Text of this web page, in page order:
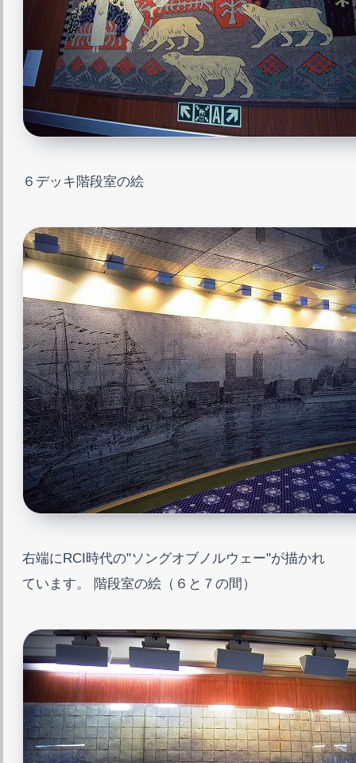
６デッキ階段室の絵
右端にRCI時代の"ソングオブノルウェー"が描かれ
ています。 階段室の絵（６と７の間）